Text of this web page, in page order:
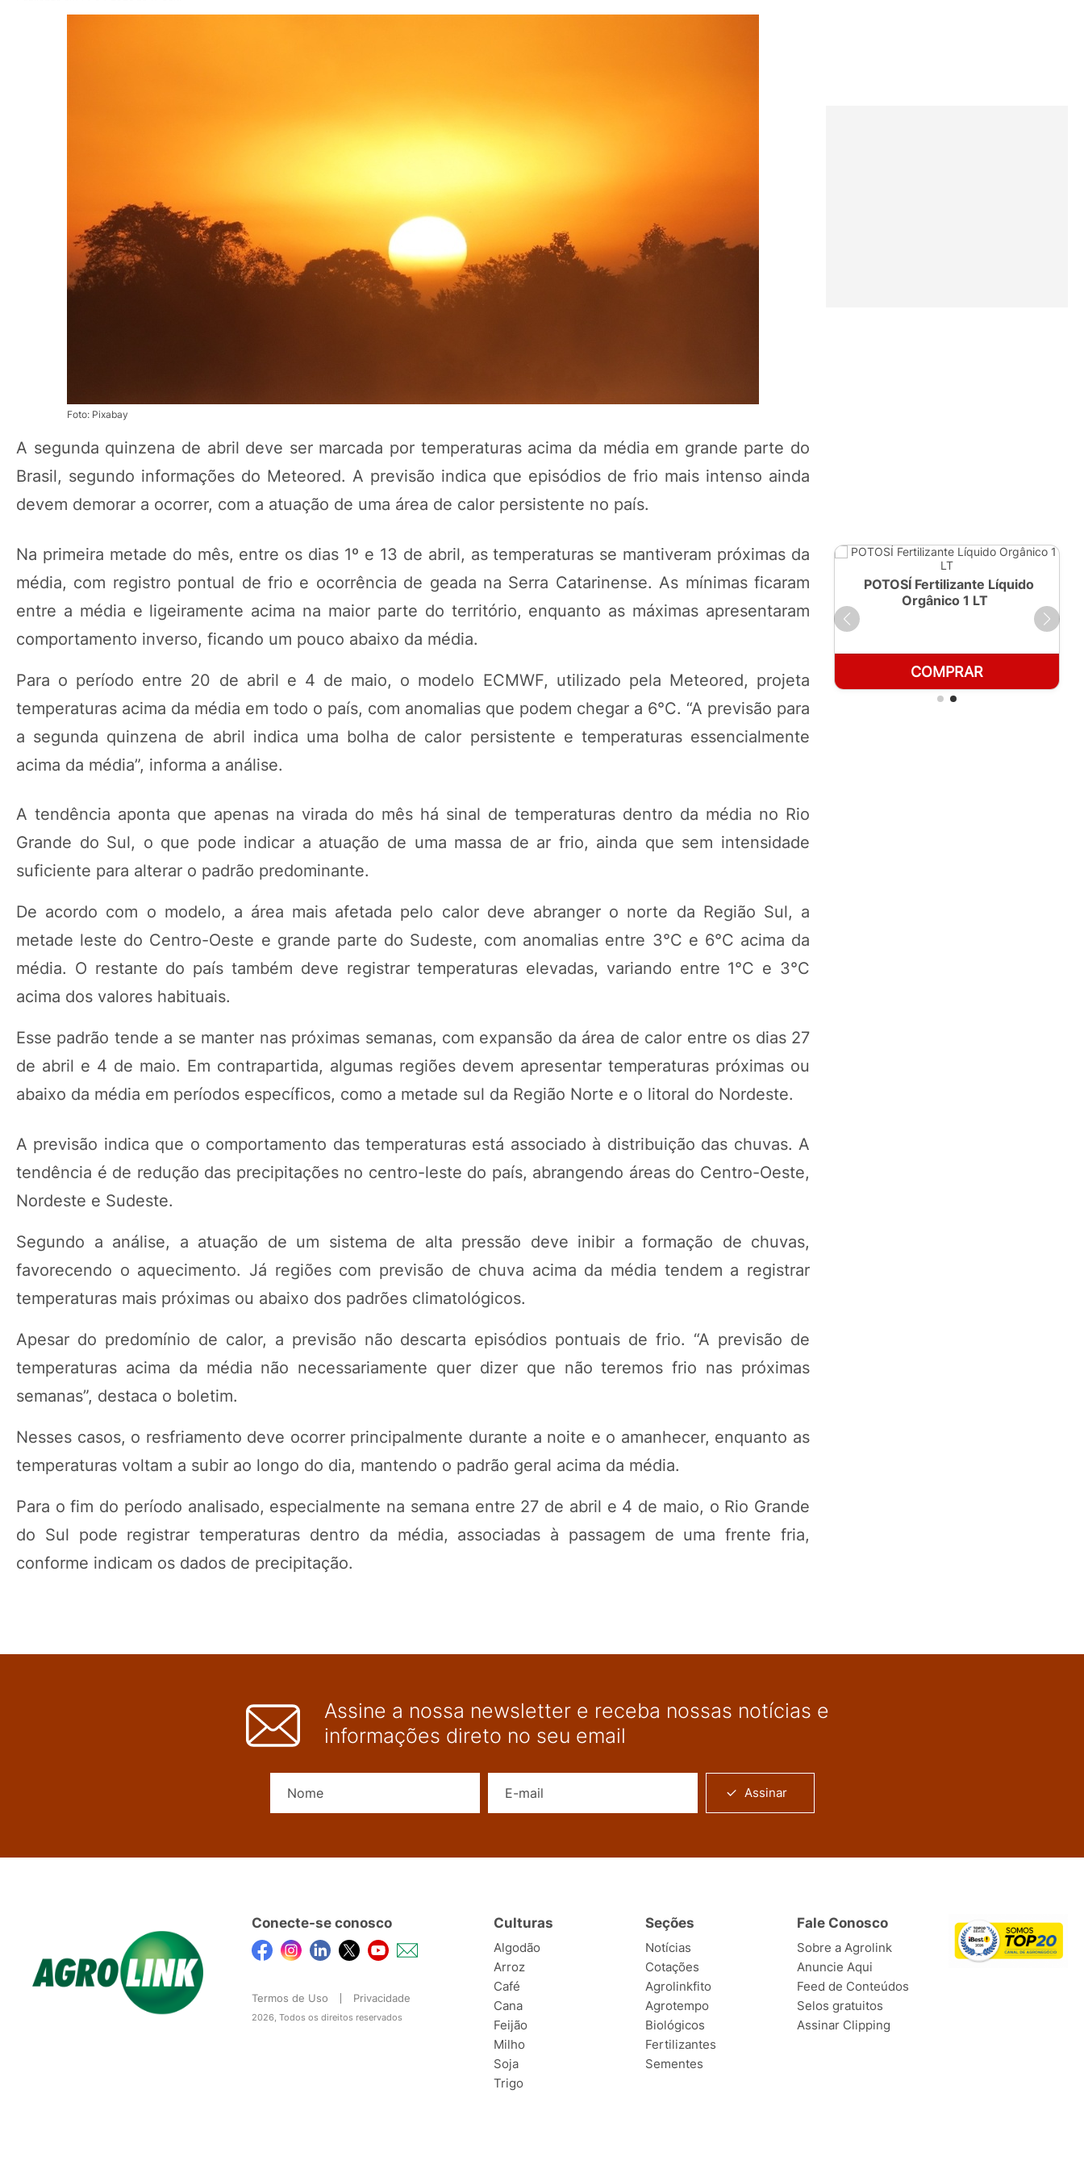
Foto: Pixabay
A segunda quinzena de abril deve ser marcada por temperaturas acima da média em grande parte do
Brasil, segundo informações do Meteored. A previsão indica que episódios de frio mais intenso ainda
devem demorar a ocorrer, com a atuação de uma área de calor persistente no país.
Na primeira metade do mês, entre os dias 1º e 13 de abril, as temperaturas se mantiveram próximas da
média, com registro pontual de frio e ocorrência de geada na Serra Catarinense. As mínimas ficaram
entre a média e ligeiramente acima na maior parte do território, enquanto as máximas apresentaram
comportamento inverso, ficando um pouco abaixo da média.
Para o período entre 20 de abril e 4 de maio, o modelo ECMWF, utilizado pela Meteored, projeta
temperaturas acima da média em todo o país, com anomalias que podem chegar a 6°C. “A previsão para
a segunda quinzena de abril indica uma bolha de calor persistente e temperaturas essencialmente
acima da média”, informa a análise.
A tendência aponta que apenas na virada do mês há sinal de temperaturas dentro da média no Rio
Grande do Sul, o que pode indicar a atuação de uma massa de ar frio, ainda que sem intensidade
suficiente para alterar o padrão predominante.
De acordo com o modelo, a área mais afetada pelo calor deve abranger o norte da Região Sul, a
metade leste do Centro-Oeste e grande parte do Sudeste, com anomalias entre 3°C e 6°C acima da
média. O restante do país também deve registrar temperaturas elevadas, variando entre 1°C e 3°C
acima dos valores habituais.
Esse padrão tende a se manter nas próximas semanas, com expansão da área de calor entre os dias 27
de abril e 4 de maio. Em contrapartida, algumas regiões devem apresentar temperaturas próximas ou
abaixo da média em períodos específicos, como a metade sul da Região Norte e o litoral do Nordeste.
A previsão indica que o comportamento das temperaturas está associado à distribuição das chuvas. A
tendência é de redução das precipitações no centro-leste do país, abrangendo áreas do Centro-Oeste,
Nordeste e Sudeste.
Segundo a análise, a atuação de um sistema de alta pressão deve inibir a formação de chuvas,
favorecendo o aquecimento. Já regiões com previsão de chuva acima da média tendem a registrar
temperaturas mais próximas ou abaixo dos padrões climatológicos.
Apesar do predomínio de calor, a previsão não descarta episódios pontuais de frio. “A previsão de
temperaturas acima da média não necessariamente quer dizer que não teremos frio nas próximas
semanas”, destaca o boletim.
Nesses casos, o resfriamento deve ocorrer principalmente durante a noite e o amanhecer, enquanto as
temperaturas voltam a subir ao longo do dia, mantendo o padrão geral acima da média.
Para o fim do período analisado, especialmente na semana entre 27 de abril e 4 de maio, o Rio Grande
do Sul pode registrar temperaturas dentro da média, associadas à passagem de uma frente fria,
conforme indicam os dados de precipitação.
POTOSÍ Fertilizante Líquido
COMPRAR
POTOSÍ Fertilizante Líquido
Orgânico 1 LT
COMPRAR
Assine a nossa newsletter e receba nossas notícias e
informações direto no seu email
Assinar
Conecte-se conosco
Termos de Uso Privacidade
2026, Todos os direitos reservados
Culturas
Algodão
Arroz
Café
Cana
Feijão
Milho
Soja
Trigo
Seções
Notícias
Cotações
Agrolinkfito
Agrotempo
Biológicos
Fertilizantes
Sementes
Fale Conosco
Sobre a Agrolink
Anuncie Aqui
Feed de Conteúdos
Selos gratuitos
Assinar Clipping